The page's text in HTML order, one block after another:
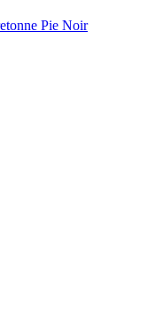
Pie Noir